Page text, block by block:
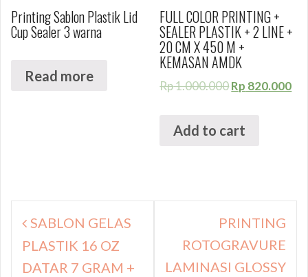
Printing Sablon Plastik Lid
Cup Sealer 3 warna
Read more
FULL COLOR PRINTING +
SEALER PLASTIK + 2 LINE +
20 CM X 450 M +
KEMASAN AMDK
Rp1.000.000Rp 820.000
Add to cart
Navigasi
pos
SABLON GELAS
PLASTIK 16 OZ
DATAR 7 GRAM +
PRINTING
ROTOGRAVURE
LAMINASI GLOSSY